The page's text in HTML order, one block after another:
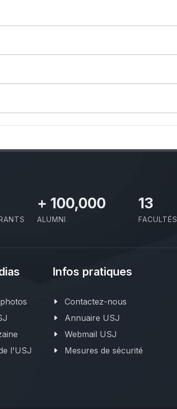
+ 100,000
ALUMNI
13
FACULTÉS
l'USJ
Infos pratiques
Contactez-nous
Annuaire USJ
Webmail USJ
Mesures de sécurité